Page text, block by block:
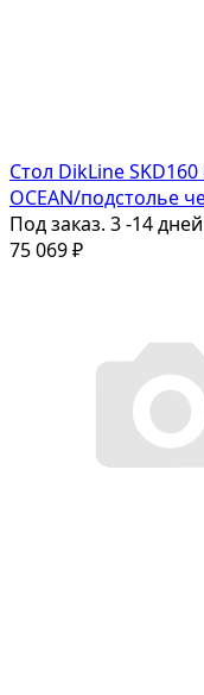
Стол DikLine
OCEAN/подстолье
Под заказ. 3 -14 дней
75 069 ₽